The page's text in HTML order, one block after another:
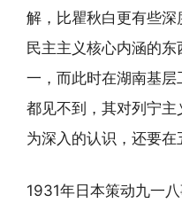
解，比瞿秋白更有些
民主主义核心内涵的
一，而此时在湖南基
都见不到，其对列宁主
为深入的认识，还要
1931年日本策动九一